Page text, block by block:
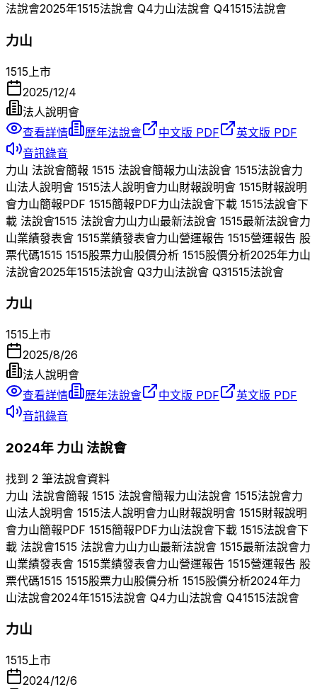
法說會2025年1515法說會 Q4力山法說會 Q41515法說會
力山
1515 上市
2025/12/4
法人說明會
查看詳情
歷年法說會 中文版 PDF
英文版 PDF
音訊錄音
力山 法說會簡報 1515 法說會簡報力山法說會 1515法說會力
山法人說明會 1515法人說明會力山財報說明會 1515財報說明
會力山簡報PDF 1515簡報PDF力山法說會下載 1515法說會下
載 法說會1515 法說會力山力山最新法說會 1515最新法說會力
山業績發表會 1515業績發表會力山營運報告 1515營運報告 股
票代碼1515 1515股票力山股價分析 1515股價分析2025年力山
法說會2025年1515法說會 Q3力山法說會 Q31515法說會
力山
1515上市
2025/8/26
法人說明會
查看詳情
歷年法說會 中文版 PDF
英文版 PDF
音訊錄音
2024年 力山 法說會
找到 2 筆法說會資料
力山 法說會簡報 1515 法說會簡報力山法說會 1515法說會力
山法人說明會 1515法人說明會力山財報說明會 1515財報說明
會力山簡報PDF 1515簡報PDF力山法說會下載 1515法說會下
載 法說會1515 法說會力山力山最新法說會 1515最新法說會力
山業績發表會 1515業績發表會力山營運報告 1515營運報告 股
票代碼1515 1515股票力山股價分析 1515股價分析2024年力
山法說會2024年1515法說會 Q4力山法說會 Q41515法說會
力山
1515上市
2024/12/6